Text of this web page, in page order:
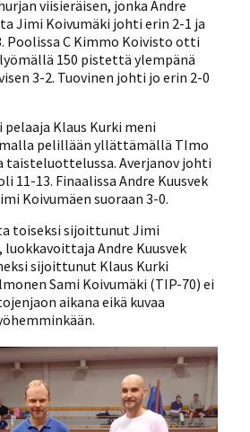
viisieräisen, jonka Andre
Jimi Koivumäki johti erin 2-1 ja
Poolissa C Kimmo Koivisto otti
150 pistettä ylempänä
3-2. Tuovinen johti jo erin 2-0
pelaaja Klaus Kurki meni
pelillään yllättämällä TImo
taisteluottelussa. Averjanov johti
11-13. Finaalissa Andre Kuusvek
Koivumäen suoraan 3-0.
toiseksi sijoittunut Jimi
luokkavoittaja Andre Kuusvek
sijoittunut Klaus Kurki
Sami Koivumäki (TIP-70) ei
aikana eikä kuvaa